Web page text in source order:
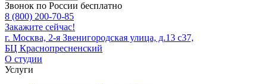
Звонок по России бесплатно
8 (800) 200-70-85
Закажите сейчас!
г. Москва, 2-я Звенигородская улица, д.13 с37,
БЦ Краснопресненский
О студии
Услуги